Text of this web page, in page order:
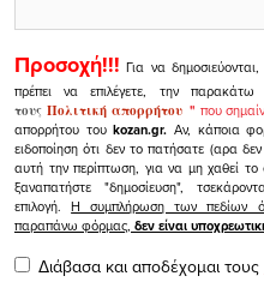
Προσοχή!!! Για να
πρέπει να επιλέγετε, την παρακάτω
τουςΠολιτική απορρήτου" που
απορρήτου τουkozan.gr. Αν, κάποια
ειδοποίηση ότι δεν το πατήσατε (αρα
αυτή την περίπτωση, για να μη χαθεί
ξαναπατήστε "δημοσίευση",
επιλογή.Η συμπλήρωση των πεδίων
παραπάνω φόρμας, δεν είναι
Διάβασα και αποδέχομαι τους